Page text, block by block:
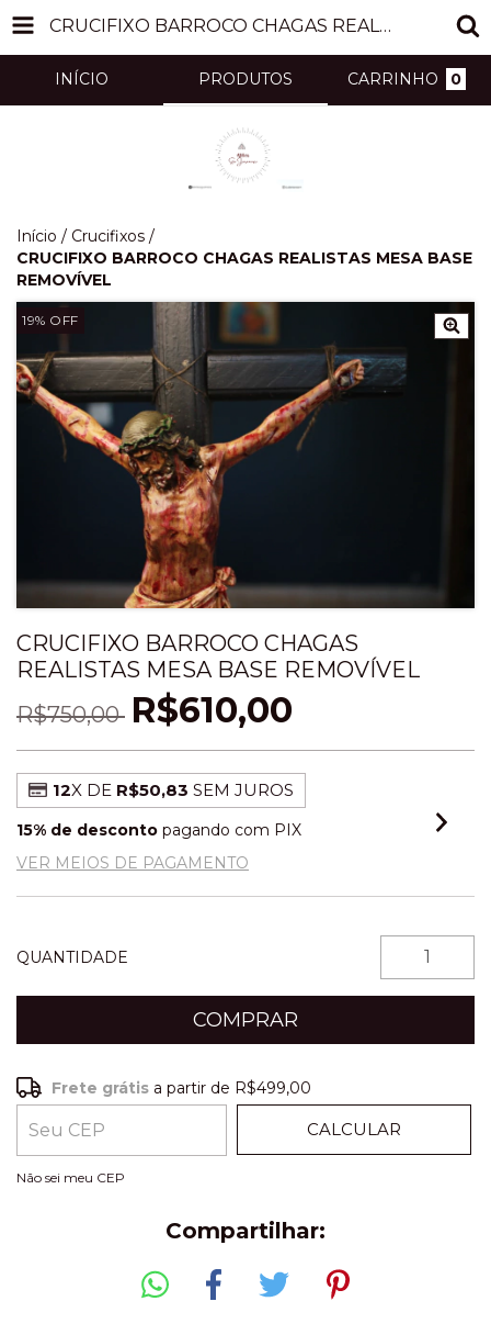
CRUCIFIXO BARROCO CHAGAS REALISTAS MESA BASE REMOVÍVEL
INÍCIO PRODUTOS CARRINHO 0
Início / Crucifixos /
CRUCIFIXO BARROCO CHAGAS REALISTAS MESA BASE
REMOVÍVEL
19% OFF
CRUCIFIXO BARROCO CHAGAS
REALISTAS MESA BASE REMOVÍVEL
R$750,00 R$610,00
12X DE R$50,83 SEM JUROS
15% de desconto pagando com PIX
VER MEIOS DE PAGAMENTO
QUANTIDADE
Frete grátis R$499,00
Entregas para o CEP: ALTERAR CEP
Frete grátis a partir de R$499,00
CALCULAR
Não sei meu CEP
Compartilhar: